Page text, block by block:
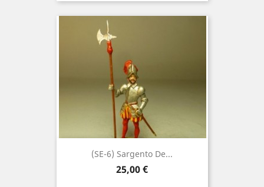
(SE-6) Sargento De...
Precio
25,00 €